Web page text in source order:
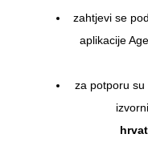
zahtjevi se
aplikacije
za potporu su